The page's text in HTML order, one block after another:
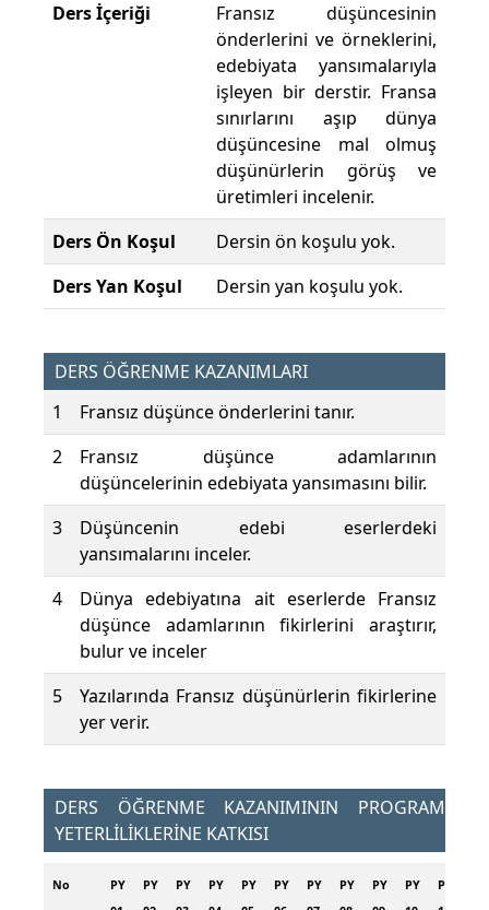
Ders İçeriği
Fransız düşüncesinin
önderlerini ve örneklerini,
edebiyata yansımalarıyla
işleyen bir derstir. Fransa
sınırlarını aşıp dünya
düşüncesine mal olmuş
düşünürlerin görüş ve
üretimleri incelenir.
Ders Ön Koşul
Dersin ön koşulu yok.
Ders Yan Koşul
Dersin yan koşulu yok.
DERS ÖĞRENME KAZANIMLARI
1
Fransız düşünce önderlerini tanır.
2
Fransız düşünce adamlarının
düşüncelerinin edebiyata yansımasını bilir.
3
Düşüncenin edebi eserlerdeki
yansımalarını inceler.
4
Dünya edebiyatına ait eserlerde Fransız
düşünce adamlarının fikirlerini araştırır,
bulur ve inceler
5
Yazılarında Fransız düşünürlerin fikirlerine
yer verir.
DERS ÖĞRENME KAZANIMININ PROGRAM
YETERLİLİKLERİNE KATKISI
No
PY
PY
PY
PY
PY
PY
PY
PY
PY
PY
PY